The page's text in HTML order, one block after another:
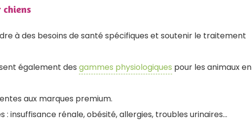
chiens
à des besoins de santé spécifiques et soutenir le traitement
également des gammes physiologiques pour les animaux en
aux marques premium.
: insuffisance rénale, obésité, allergies, troubles urinaires…